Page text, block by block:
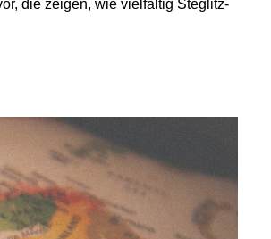
die zeigen, wie vielfältig Steglitz-